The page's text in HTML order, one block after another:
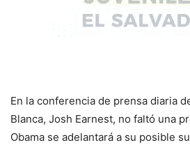
En la conferencia de prensa diaria
Blanca, Josh Earnest, no faltó una
Obama se adelantará a su posible